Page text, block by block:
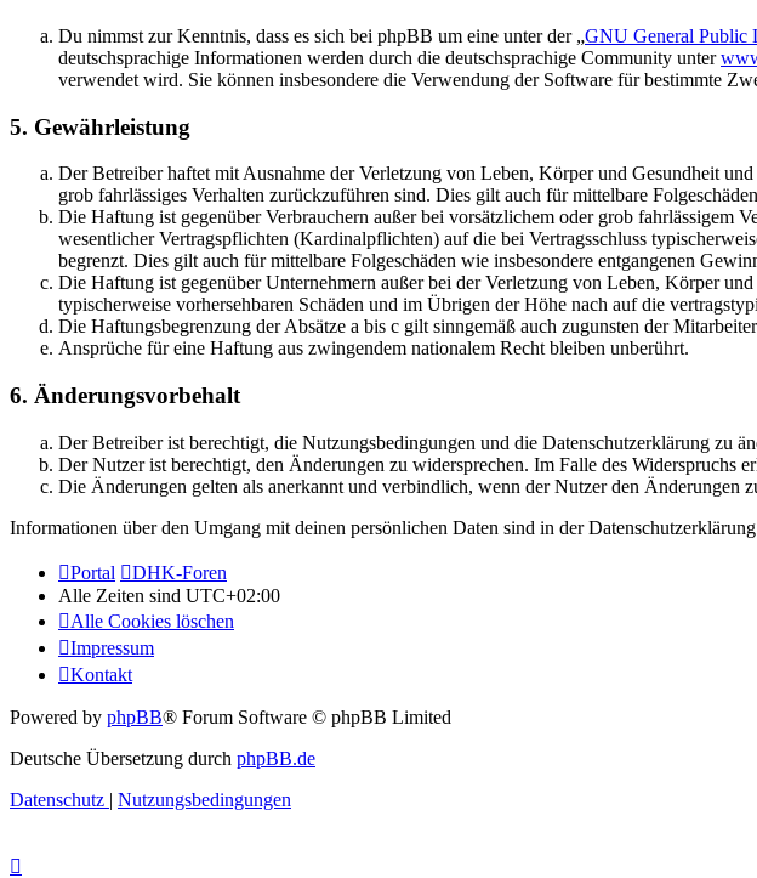
Du nimmst zur Kenntnis, dass es sich bei phpBB um eine unter der „GNU General Public
deutschsprachige Informationen werden durch die deutschsprachige Community unter
verwendet wird. Sie können insbesondere die Verwendung der Software für bestimmte
5. Gewährleistung
Der Betreiber haftet mit Ausnahme der Verletzung von Leben, Körper und Gesundheit
grob fahrlässiges Verhalten zurückzuführen sind. Dies gilt auch für mittelbare
Die Haftung ist gegenüber Verbrauchern außer bei vorsätzlichem oder grob fahrlässigem
wesentlicher Vertragspflichten (Kardinalpflichten) auf die bei Vertragsschluss
begrenzt. Dies gilt auch für mittelbare Folgeschäden wie insbesondere entgangenen
Die Haftung ist gegenüber Unternehmern außer bei der Verletzung von Leben, Körper
typischerweise vorhersehbaren Schäden und im Übrigen der Höhe nach auf die
Die Haftungsbegrenzung der Absätze a bis c gilt sinngemäß auch zugunsten der
Ansprüche für eine Haftung aus zwingendem nationalem Recht bleiben unberührt.
6. Änderungsvorbehalt
Der Betreiber ist berechtigt, die Nutzungsbedingungen und die Datenschutzerklärung zu
Der Nutzer ist berechtigt, den Änderungen zu widersprechen. Im Falle des Widerspruchs
Die Änderungen gelten als anerkannt und verbindlich, wenn der Nutzer den Änderungen
Informationen über den Umgang mit deinen persönlichen Daten sind in der
Portal
DHK-Foren
Alle Zeiten sind UTC+02:00
Alle Cookies löschen
Impressum
Kontakt
Powered by phpBB® Forum Software © phpBB Limited
Deutsche Übersetzung durch phpBB.de
Datenschutz | Nutzungsbedingungen